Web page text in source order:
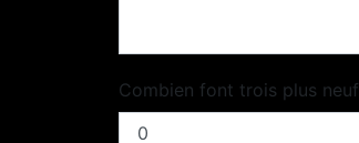
Combien font trois plus neuf